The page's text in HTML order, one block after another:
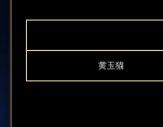
黄玉猫